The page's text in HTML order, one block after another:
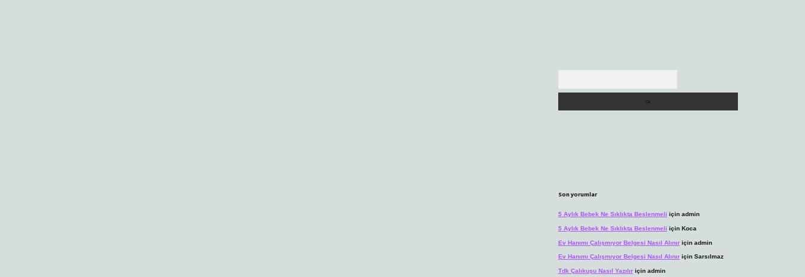
Son yorumlar
5 Aylık Bebek Ne Sıklıkta Beslenmeli için admin
5 Aylık Bebek Ne Sıklıkta Beslenmeli için Koca
Ev Hanımı Çalışmıyor Belgesi Nasıl Alınıriçin admin
Ev Hanımı Çalışmıyor Belgesi Nasıl Alınıriçin Sarsılmaz
Tdk Çalıkuşu Nasıl Yazılıriçin admin